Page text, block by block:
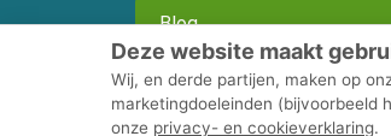
Deze website maakt
Wij, en derde partijen, maken op
marketingdoeleinden (bijvoorbeeld
onze privacy- en cookieverklaring.
Blog